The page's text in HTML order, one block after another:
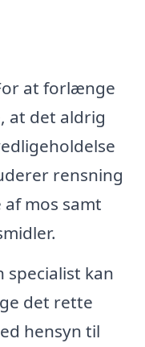
at forlænge
at det aldrig
rensning
mos samt
specialist kan
det rette
hensyn til